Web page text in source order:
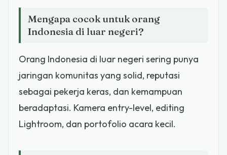
Mengapa cocok untuk orang
Indonesia di luar negeri?
Orang Indonesia di luar negeri sering punya
jaringan komunitas yang solid, reputasi
sebagai pekerja keras, dan kemampuan
beradaptasi. Kamera entry-level, editing
Lightroom, dan portofolio acara kecil.